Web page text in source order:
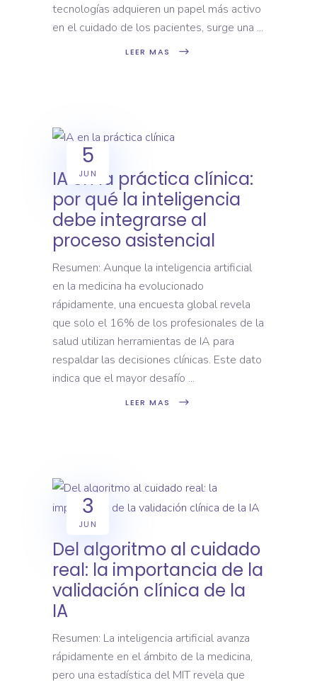
tecnologías adquieren un papel más activo
en el cuidado de los pacientes, surge una
LEER MAS
5
JUN
IA en la práctica clínica:
por qué la inteligencia
debe integrarse al
proceso asistencial
Resumen: Aunque la inteligencia artificial
en la medicina ha evolucionado
rápidamente, una encuesta global revela
que solo el 16% de los profesionales de la
salud utilizan herramientas de IA para
respaldar las decisiones clínicas. Este dato
indica que el mayor desafío
LEER MAS
3
JUN
Del algoritmo al cuidado
real: la importancia de la
validación clínica de la
IA
Resumen: La inteligencia artificial avanza
rápidamente en el ámbito de la medicina,
pero una estadística del MIT revela que